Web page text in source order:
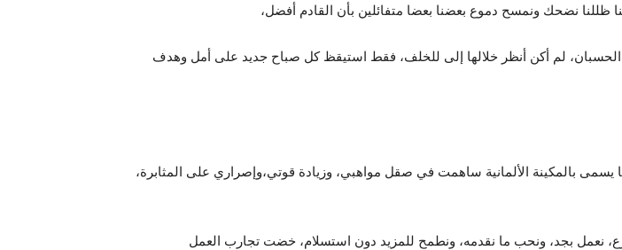
ظللنا نضحك ونمسح دموع بعضنا بعضا متفائلين بأن القادم أفضل،
لم أكن أنظر خلالها إلى للخلف، فقط استيقظ كل صباح جديد على أمل وهدف
يسمى بالمكينة الألمانية ساهمت في صقل مواهبي، وزيادة قوتي،وإصراري على المثابرة،
نعمل بجد، ونحب ما نقدمه، ونطمح للمزيد دون استسلام، خضت تجارب العمل